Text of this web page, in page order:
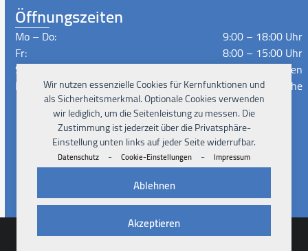
Wir nutzen essenzielle Cookies für Kernfunktionen und
als Sicherheitsmerkmal. Optionale Cookies verwenden
wir lediglich, um die Seitenleistung zu messen. Die
Zustimmung ist jederzeit über die Privatsphäre-
Einstellung unten links auf jeder Seite widerrufbar.
Datenschutz - Cookie-Einstellungen - Impressum
Akzeptieren
Ablehnen
Öffnungszeiten
Mo – Do:
9:00 – 18:00 Uhr
Fr:
8:00 – 15:00 Uhr
Sa – So:
Geschlossen
Lieferzeiten:
Nach Absprache
Instagram
Facebook
XingLinkedIn
YouTube
© 2026Pad4Rent UG
ImpressumDatenschutzAGBCookiesKontakt